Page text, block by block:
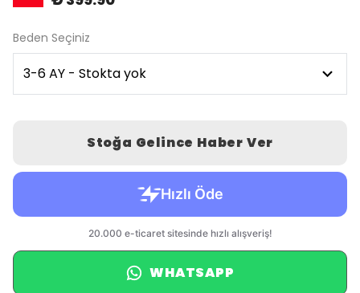
Beden Seçiniz
Stoğa Gelince Haber Ver
WHATSAPP